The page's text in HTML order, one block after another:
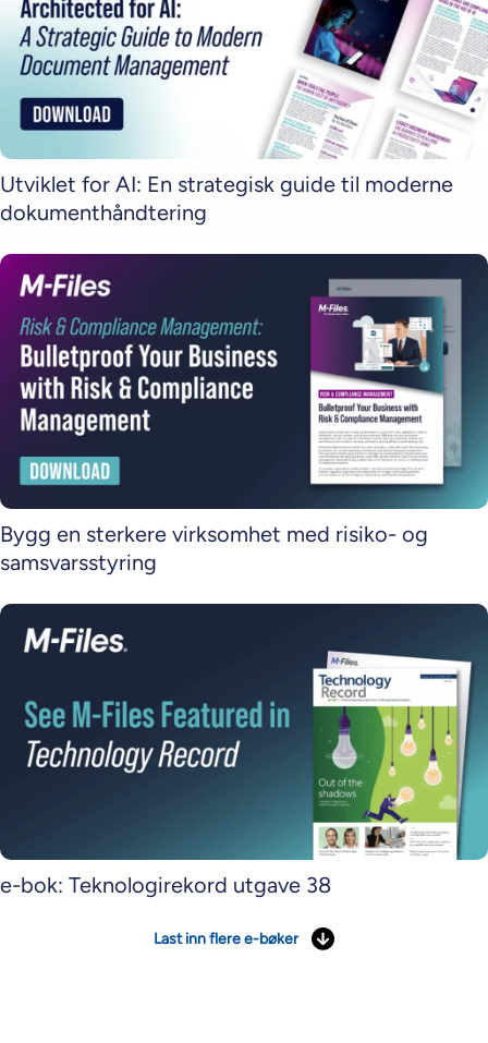
Utviklet for AI: En strategisk guide til moderne
dokumenthåndtering
Bygg en sterkere virksomhet med risiko- og
samsvarsstyring
e-bok: Teknologirekord utgave 38
Last inn flere e-bøker